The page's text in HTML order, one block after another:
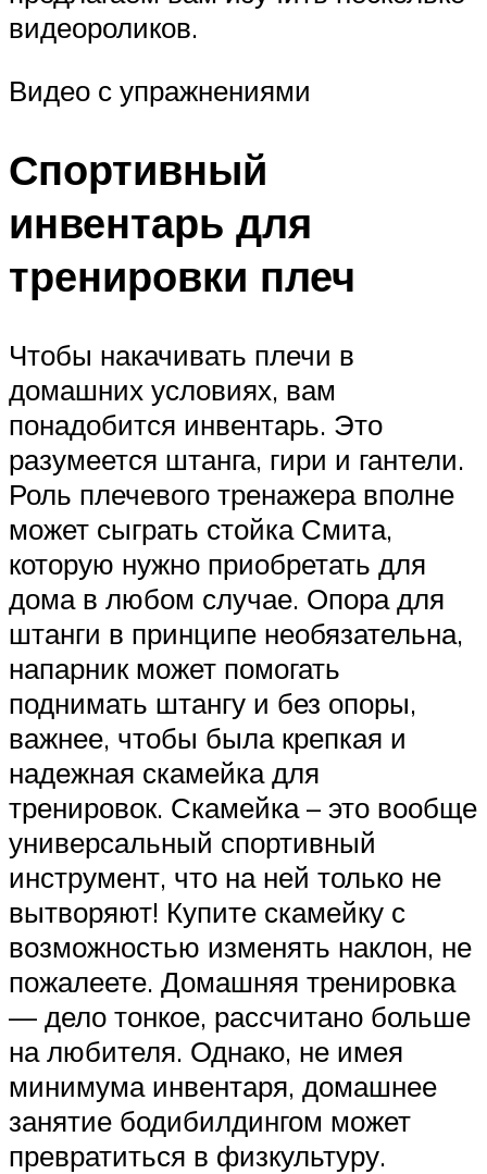
видеороликов.
Видео с упражнениями
Спортивный
инвентарь для
тренировки плеч
Чтобы накачивать плечи в
домашних условиях, вам
понадобится инвентарь. Это
разумеется штанга, гири и гантели.
Роль плечевого тренажера вполне
может сыграть стойка Смита,
которую нужно приобретать для
дома в любом случае. Опора для
штанги в принципе необязательна,
напарник может помогать
поднимать штангу и без опоры,
важнее, чтобы была крепкая и
надежная скамейка для
тренировок. Скамейка – это вообще
универсальный спортивный
инструмент, что на ней только не
вытворяют! Купите скамейку с
возможностью изменять наклон, не
пожалеете. Домашняя тренировка
— дело тонкое, рассчитано больше
на любителя. Однако, не имея
минимума инвентаря, домашнее
занятие бодибилдингом может
превратиться в физкультуру.